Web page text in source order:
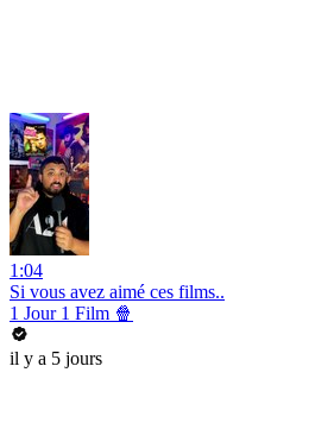
1:04
Si vous avez aimé ces films..
1 Jour 1 Film 🍿
il y a 5 jours